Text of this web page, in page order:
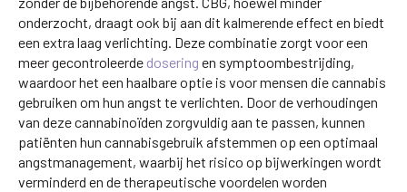
onderzocht, draagt ook bij aan dit kalmerende effect en biedt
een extra laag verlichting. Deze combinatie zorgt voor een
meer gecontroleerde dosering en symptoombestrijding,
waardoor het een haalbare optie is voor mensen die cannabis
gebruiken om hun angst te verlichten. Door de verhoudingen
van deze cannabinoïden zorgvuldig aan te passen, kunnen
patiënten hun cannabisgebruik afstemmen op een optimaal
angstmanagement, waarbij het risico op bijwerkingen wordt
verminderd en de therapeutische voordelen worden